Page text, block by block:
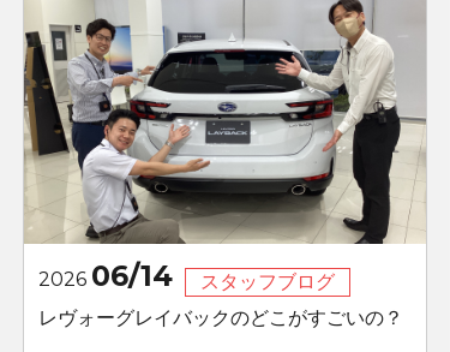
2026 06/14
スタッフブログ
レヴォーグレイバックのどこがすごいの？